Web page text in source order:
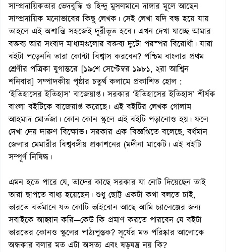
সাম্প্রদায়িকতার ভেদবুদ্ধি ও হিন্দু মুসলমানে দাঙ্গার মূলে আছেন
সাম্প্রদায়িক মনোভাবের কিছু লেখক। সেই লেখা যদি বন্ধ হয়ে যায়
তাহলে এই অশান্তি সহজেই দূরীভূত হবে। এখন দেখা যাচ্ছে আমার
বক্তব্য আর সংবাদ মাধ্যমগুলোর বক্তব্য দুটো পরস্পর বিরোধী। যারা
বইটা পড়েননি তারা কোন্টা বিশ্বাস করবেন? পশ্চিম বাংলার প্রথম
শ্রেণীর পত্রিকা যুগান্তরে [১৯শে সেপ্টেম্বর ১৯৮১, ২রা আশ্বিন
শনিবার] সম্পাদকীয় পৃষ্ঠার চতুর্থ কলামে প্রকাশিত হোল :
‘ইতিহাসের ইতিহাস’ বাজেয়াপ্ত। সরকার ‘ইতিহাসের ইতিহাস’ শীর্ষক
বাংলা বইটিকে বাজেয়াপ্ত করেছে। এই বইটির লেখক গোলাম
আহমাদ মোর্তজা। কোন কোন স্কুলে এই বইটি পড়ানোও হয়। ফলে
দেখা দেয় দারুণ বিক্ষোভ। সরকার এক বিজ্ঞপ্তিতে বলেছে, বর্ধমান
জেলার মেমারীর বিশ্ববঙ্গীয় প্রকাশনের (মদীনা মার্কেট। এই বইটি
সম্পূর্ণ নিষিদ্ধ।
এমন হতে পারে যে, তাদের কাছে সরকার যা নোট দিয়েছেন তাই
তারা ছাপতে বাধ্য হয়েছেন। শুধু ছোট্ট একটা কথা বলতে চাই,
ভারতে বর্তমানে যত কোটি ভাইবোন আছে আমি চ্যালেঞ্জের জন্য
সবাইকে আহ্বান করি—কেউ কি প্রমাণ করতে পারবেন যে বইটা
ভারতের কোনও স্কুলের পাঠ্যপুস্তক? সূর্যের মত পরিষ্কার আলোকে
অন্ধকার বলার মত এটা অসত্য এবং ষড়যন্ত্র নয় কি?